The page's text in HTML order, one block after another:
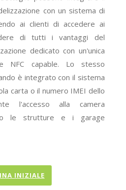
con un sistema di
ai clienti di accedere ai
di tutti i vantaggi del
dedicato con un'unica
NFC capable. Lo stesso
è integrato con il sistema
carta o il numero IMEI dello
l'accesso alla camera
le strutture e i garage
INIZIALE